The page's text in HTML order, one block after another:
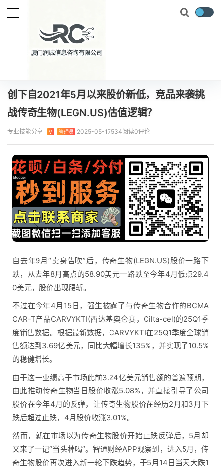
当前位置： 首页 实时要闻
创下自2021年5月以来股价新低，竞品来袭挑
战传奇生物(LEGN.US)估值逻辑？
专业技能分享 V 管理员 2025-05-17534阅读0评论
自去年9月“卖身告吹”后，传奇生物(LEGN.US)股价一路下
跌，从去年8月高点的58.90美元一路跌至今年4月低点29.4
0美元，股价出现腰斩。
不过在今年4月15日，强生披露了与传奇生物合作的BCMA
CAR-T产品CARVYKTI(西达基奥仑赛，Cilta-cel)的25Q1季
度销售数据。根据最新数据，CARVYKTI在25Q1季度全球销
售额达到3.69亿美元，同比大幅增长135%，并实现了10.5%
的稳健增长。
由于这一业绩高于市场此前3.24亿美元销售额的普遍预期，
由此推动传奇生物当日股价收涨5.08%，并直接引导了公司
股价在今年4月的反弹，让传奇生物股价在经历2月和3月下
跌后超过止跌，4月股价收涨3.01%。
然而，就在市场以为传奇生物股价开始止跌反弹后，5月却
又来了一记“当头棒喝”。智通财经APP观察到，进入5月，传
奇生物股价再次进入新一轮下跌趋势，于5月14日当天大跌1